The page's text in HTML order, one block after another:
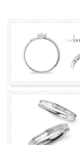
平素は格別のお
株式会社郡司
ゴールデンウ
2018.04.16
平素は格別のお
年末年始のお知
2017.12.12